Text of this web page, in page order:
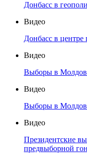
Донбасс в
Видео
Донбасс в центре
Видео
Выборы в
Видео
Выборы в
Видео
Президентские
предвыборной